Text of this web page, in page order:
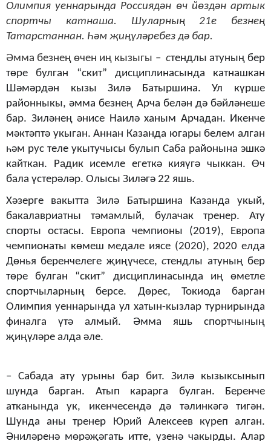
Олимпия уеннарында Россиядән өч йөздән артык
спортчы катнаша. Шуларның 21е безнең
Татарстаннан. Һәм җиңүләребез дә бар.
Әмма безнең өчен иң кызыгы – стендлы атуның бер
төре булган “скит” дисциплинасында катнашкан
Шәмәрдән кызы Зилә Батыршина. Ул күрше
районныкы, әмма безнең Арча белән дә бәйләнеше
бар. Зиләнең әнисе Наилә ханым Арчадан. Икенче
мәктәптә укыган. Аннан Казанда югары белем алган
һәм рус теле укытучысы булып Саба районына эшкә
кайткан. Радик исемле егеткә кияүгә чыккан. Өч
бала үстерәләр. Олысы Зиләгә 22 яшь.
Хәзерге вакытта Зилә Батыршина Казанда укый,
бакалавриатны тәмамлый, булачак тренер. Ату
спорты остасы. Европа чемпионы (2019), Европа
чемпионаты көмеш медале иясе (2020), 2020 елда
Дөнья беренчелеге җиңүчесе, стендлы атуның бер
төре булган “скит” дисциплинасында иң өметле
спортчыларның берсе. Дөрес, Токиода барган
Олимпия уеннарында ул хатын-кызлар турнирында
финалга үтә алмый. Әмма яшь спортчының
җиңүләре алда әле.
– Сабада ату урыны бар бит. Зилә кызыксынып
шунда барган. Атып карарга булган. Беренче
атканында ук, икенчесендә дә тәлинкәгә тигән.
Шунда аны тренер Юрий Алексеев күреп алган.
Әниләренә мөрәҗәгать итте, үзенә чакырды. Алар